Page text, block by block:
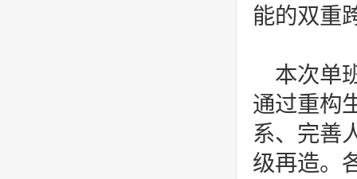
能的双重
本次单
通过重构
系、完善
级再造。